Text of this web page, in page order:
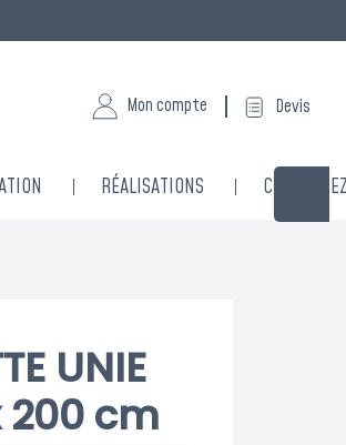
Mon compte Devis
RÉALISATIONS
UNIE
200 cm